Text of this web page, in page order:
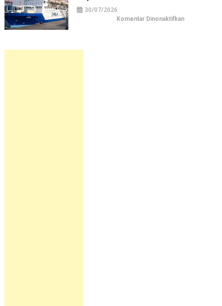
30/07/2026
Komentar Dinonaktifkanpada